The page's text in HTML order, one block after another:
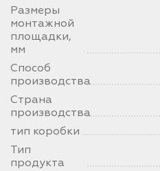
Размеры
монтажной
площадки,
мм
Способ
производства
Страна
производства
тип коробки
Тип
продукта